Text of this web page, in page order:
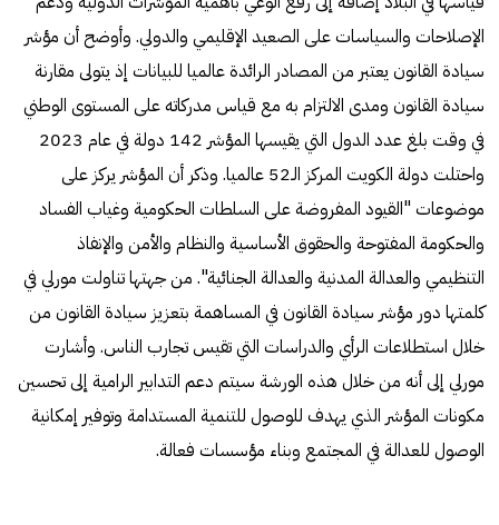
الإصلاحات والسياسات على الصعيد الإقليمي والدولي. وأوضح أن مؤشر
سيادة القانون يعتبر من المصادر الرائدة عالميا للبيانات إذ يتولى مقارنة
سيادة القانون ومدى الالتزام به مع قياس مدركاته على المستوى الوطني
في وقت بلغ عدد الدول التي يقيسها المؤشر 142 دولة في عام 2023
واحتلت دولة الكويت المركز الـ52 عالميا. وذكر أن المؤشر يركز على
موضوعات "القيود المفروضة على السلطات الحكومية وغياب الفساد
والحكومة المفتوحة والحقوق الأساسية والنظام والأمن والإنفاذ
التنظيمي والعدالة المدنية والعدالة الجنائية". من جهتها تناولت مورلي في
كلمتها دور مؤشر سيادة القانون في المساهمة بتعزيز سيادة القانون من
خلال استطلاعات الرأي والدراسات التي تقيس تجارب الناس. وأشارت
مورلي إلى أنه من خلال هذه الورشة سيتم دعم التدابير الرامية إلى تحسين
مكونات المؤشر الذي يهدف للوصول للتنمية المستدامة وتوفير إمكانية
الوصول للعدالة في المجتمع وبناء مؤسسات فعالة.